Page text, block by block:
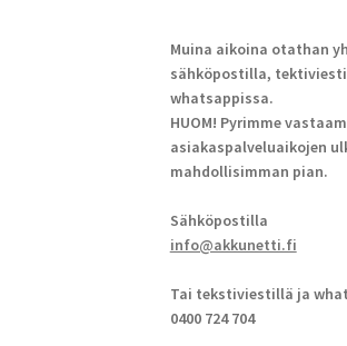
Muina aikoina otathan
sähköpostilla,
whatsappissa.
HUOM! Pyrimme
asiakaspalveluaikojen
mahdollisimman pian.
Sähköpostilla
info@akkunetti.fi
Tai tekstiviestillä ja
0400 724 704